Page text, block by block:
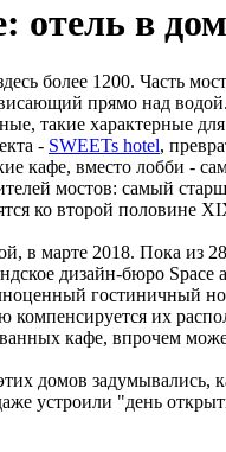
отель в
более 1200. Часть
прямо над
такие характерные
- SWEETs hotel,
кафе, вместо лобби -
мостов: самый
ко второй
в марте 2018. Пока
дизайн-бюро
гостиничный
компенсируется их
кафе, впрочем
домов задумывались,
устроили "день